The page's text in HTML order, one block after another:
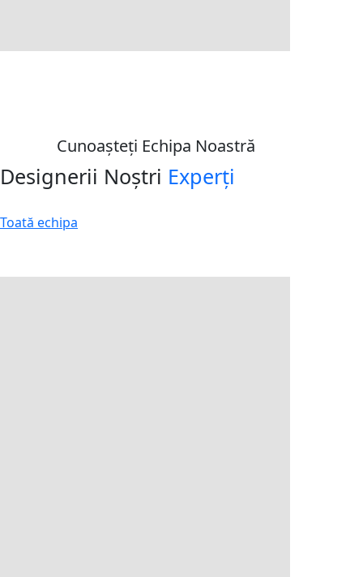
Cunoașteți Echipa Noastră
Designerii Noștri Experți
Toată echipa